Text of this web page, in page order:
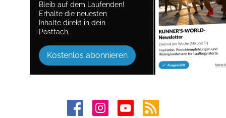
Bleib auf dem Laufenden!
Erhalte die neuesten
Inhalte direkt in dein
Postfach.
Kostenlos abonnieren